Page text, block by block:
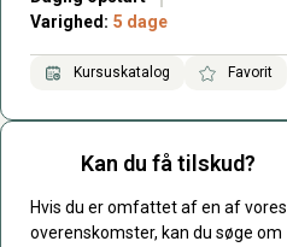
Varighed: 5 dage
Kursuskatalog Favorit
Kan du få tilskud?
Hvis du er omfattet af en af vores
overenskomster, kan du søge om